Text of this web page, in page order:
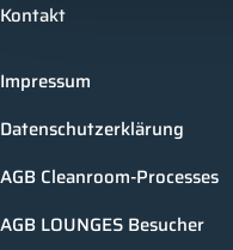
Kontakt
Impressum
Datenschutzerklärung
AGB Cleanroom-Processes
AGB LOUNGES Besucher